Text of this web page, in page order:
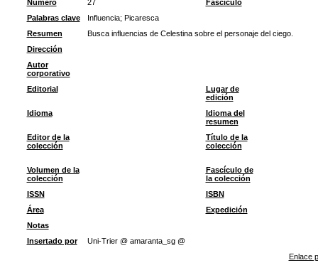
Número
27
Fascículo
Palabras clave
Influencia; Picaresca
Resumen
Busca influencias de Celestina sobre el personaje del ciego.
Dirección
Autor
corporativo
Editorial
Lugar de
edición
Idioma
Idioma del
resumen
Editor de la
colección
Título de la
colección
Volumen de la
colección
Fascículo de
la colección
ISSN
ISBN
Área
Expedición
Notas
Insertado por
Uni-Trier @ amaranta_sg @
Enlace